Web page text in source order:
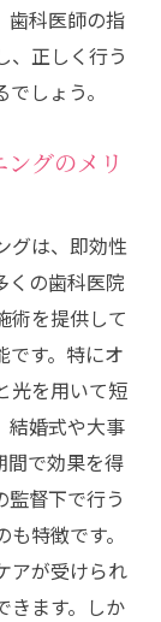
歯科医師の指
、正しく行う
しょう。
グのメリ
グは、即効性
くの歯科医院
術を提供して
です。特にオ
光を用いて短
結婚式や大事
間で効果を得
監督下で行う
特徴です。
アが受けられ
きます。しか